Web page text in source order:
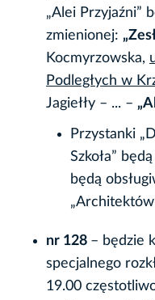
„Alei Przyjaźni”
zmienionej:
Kocmyrzowska,
Podległych w
Jagiełły – ... –
Przystanki
Szkoła”
będą
nr 128 – będzie
specjalnego
19.00